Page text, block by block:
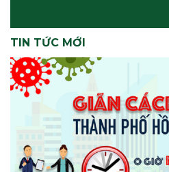
TIN TỨC MỚI